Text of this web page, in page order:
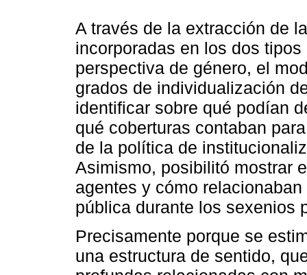
A través de la extracción de
incorporadas en los dos
perspectiva de género, el
grados de individualización
identificar sobre qué podían
qué coberturas contaban
de la política de
Asimismo, posibilitó mostrar
agentes y cómo
pública durante los sexenios
Precisamente porque se
una estructura de sentido,